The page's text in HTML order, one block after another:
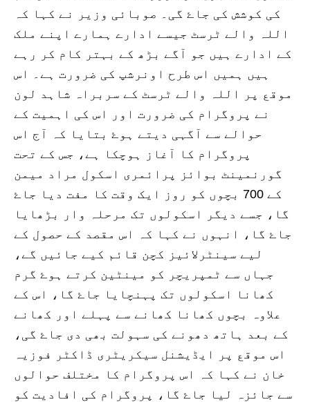
کی کوشش کی جاۓ گی۔ صوبائی وزیر نے کہا کہ
اللہ والے ٹرسٹ جیسے ادارے ہمارے اپنے ملک
کے ادارے ہیں جو آگے بڑھ کے بہتر کام کر رہے
ہیں ہمیں اس طرح اونرشپ کی ضرورت ہے۔ اس
موقع پر اللہ والے ٹرسٹ کے سربراہ شاہد لون
نے پروگرام کی ضرورت اور اس کی اہمیت کے
حوالے سے آگہی دیتے ہوۓ بتایا کہ آج اس
پروگرام کا آغاز ہوچکا ہے، جس کے تحت
گورنمینٹ بوائز پرائمری اسکول مراد میمن
کے 700 بچوں کو روز ایک وقت کا مفت دیا جاۓ
گا، جسے دیگر اسکولوں تک مرحلہ وار بڑھایا
جاۓ گا، انہوں نے کہا کہ اس مقصد کے حصول کے
لیے سینٹرلائیز کچن قائم کیے جائیں گے،
جہاں سے ٹمپریچر کو مینٹین کرتے ہوۓ گرم
کھانا اسکولوں تک پہنچایا جاۓ گا، اس کے
علاوہ بچوں کھانا کھانے سے پہلے اور کھانے
کے بعد ہاتھ دھونے کی سہولت بھی دی جاۓ گی،
اس موقع پر ایڈیشنل سیکریٹری ڈاکٹر فوزیہ
خان نے کہا کہ اس پروگرام کا مختلف حوالوں
سے جائزہ لیا جاۓ گا، پروگرام کی افادیت کو